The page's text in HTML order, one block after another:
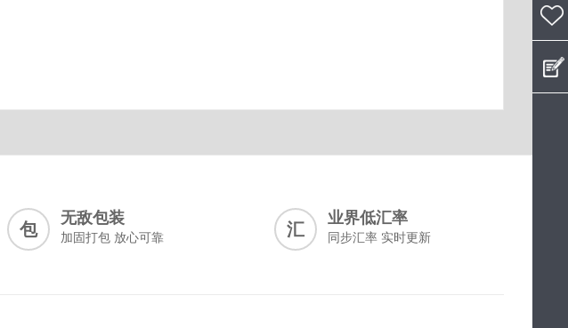
服：
包
无敌包装
加固打包 放心可靠 汇
业界低汇率
同步汇率 实时更新